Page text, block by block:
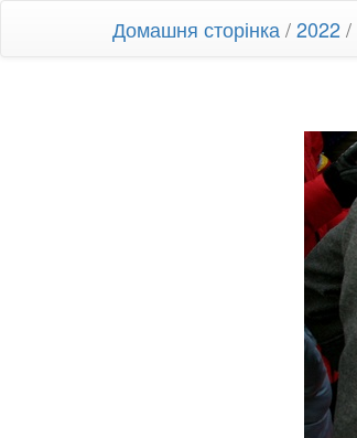
Домашня сторінка /2022/